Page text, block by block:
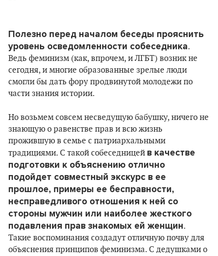
Полезно перед началом беседы прояснить
уровень осведомленности собеседника.
Ведь феминизм (как, впрочем, и ЛГБТ) возник не
сегодня, и многие образованные зрелые люди
смогли бы дать фору продвинутой молодежи по
части знания истории.
Но возьмем совсем несведущую бабушку, ничего не
знающую о равенстве прав и всю жизнь
прожившую в семье с патриархальными
традициями. С такой собеседницей в качестве
подготовки к объяснению отлично
подойдет совместный экскурс в ее
прошлое, примеры ее бесправности,
несправедливого отношения к ней со
стороны мужчин или наиболее жесткого
подавления прав знакомых ей женщин.
Такие воспоминания создадут отличную почву для
объяснения принципов феминизма. С дедушками о